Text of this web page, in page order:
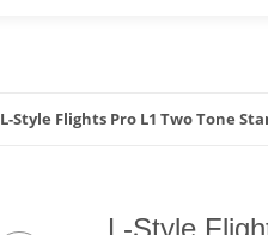
L-Style Flights Pro L1 Two Tone